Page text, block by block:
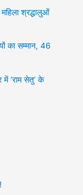
श्रद्धालुओं
का सम्मान, 46
‘राम सेतु’ के